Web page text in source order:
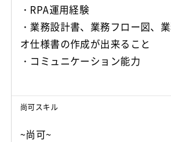
・RPA運用経験
・業務設計書、業務フロー図、
オ仕様書の作成が出来ること
・コミュニケーション能力
尚可スキル
~尚可~